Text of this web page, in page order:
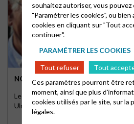
NOUVELLE ÉQUIPE POUR LE
Le pasteur Gianni Genre (Italie) est
Ulrich Rüsen Weinhold (France)
souhaitez autoriser, vous pouvez
"Paramétrer les cookies", ou
cookies en cliquant sur "Tout
continuer".
PARAMÉTRER LES COOKIES
Tout refuser
Tout
Ces paramètres pourront être
moment, ainsi que plus
cookies utilisés par le site, sur la
légales.